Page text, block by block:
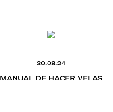
30.08.24
MANUAL DE HACER VELAS